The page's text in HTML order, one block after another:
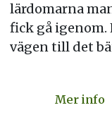
lärdomarna
fick gå igenom.
vägen till det
Mer info